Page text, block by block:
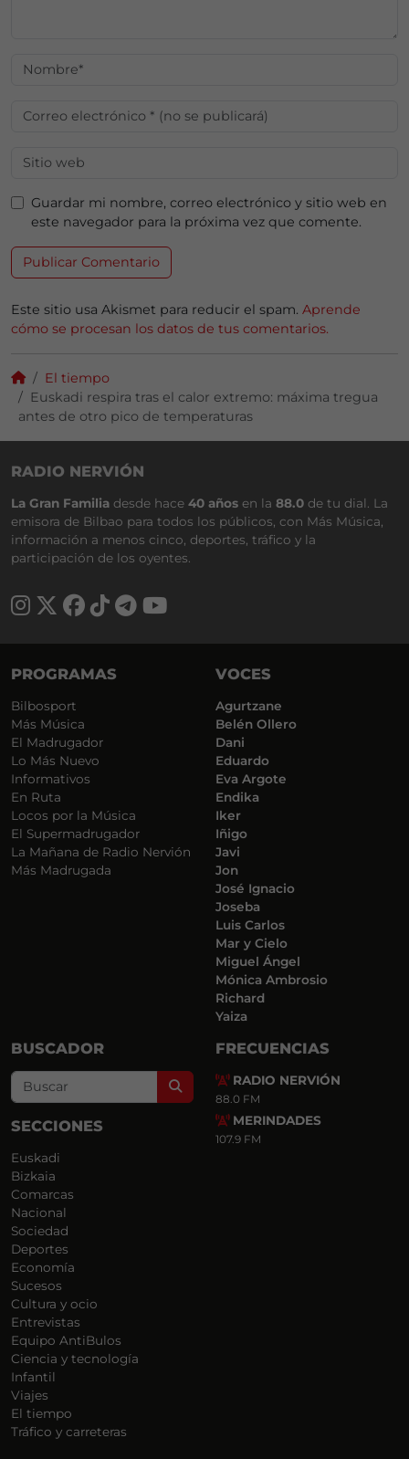
Guardar mi nombre, correo electrónico y sitio web en
este navegador para la próxima vez que comente.
Este sitio usa Akismet para reducir el spam. Aprende
cómo se procesan los datos de tus comentarios.
El tiempo
Euskadi respira tras el calor extremo: máxima tregua
antes de otro pico de temperaturas
RADIO NERVIÓN
La Gran Familia desde hace 40 años en la 88.0 de tu dial. La
emisora de Bilbao para todos los públicos, con Más Música,
información a menos cinco, deportes, tráfico y la
participación de los oyentes.
PROGRAMAS
Bilbosport
Más Música
El Madrugador
Lo Más Nuevo
Informativos
En Ruta
Locos por la Música
El Supermadrugador
La Mañana de Radio Nervión
Más Madrugada
VOCES
Agurtzane
Belén Ollero
Dani
Eduardo
Eva Argote
Endika
Iker
Iñigo
Javi
Jon
José Ignacio
Joseba
Luis Carlos
Mar y Cielo
Miguel Ángel
Mónica Ambrosio
Richard
Yaiza
BUSCADOR
Search
SECCIONES
Euskadi
Bizkaia
Comarcas
Nacional
Sociedad
Deportes
Economía
Sucesos
Cultura y ocio
Entrevistas
Equipo AntiBulos
Ciencia y tecnología
Infantil
Viajes
El tiempo
Tráfico y carreteras
FRECUENCIAS
RADIO NERVIÓN
88.0 FM
MERINDADES
107.9 FM